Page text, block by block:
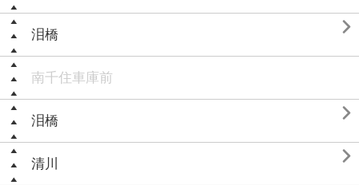
泪橋 
南千住車庫前
泪橋 
清川 